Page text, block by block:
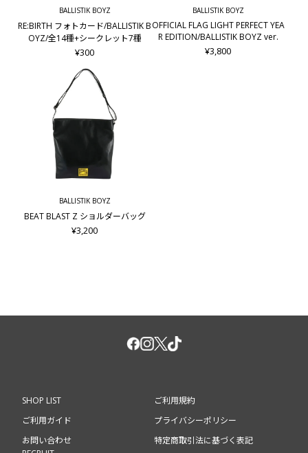
BALLISTIK BOYZ
RE:BIRTH フォトカード/BALLISTIK B
OYZ/全14種+シークレット7種
¥300
BALLISTIK BOYZ
OFFICIAL FLAG LIGHT PERFECT YEA
R EDITION/BALLISTIK BOYZ ver.
¥3,800
BALLISTIK BOYZ
BEAT BLAST Z ショルダーバッグ
¥3,200
SHOP LIST
ご利用ガイド
お問い合わせ
ご利用規約
プライバシーポリシー
特定商取引法に基づく表記